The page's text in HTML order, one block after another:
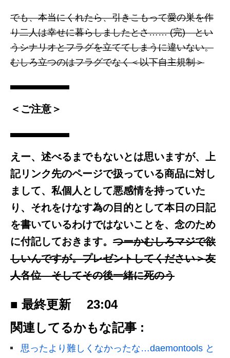
でも、本当にくれたら、引きこもって愛の巣を作
り二人は幸せに暮らしましたとさ…… (完) とい
うシナリオとフラグを立ててしまうに違いない。
むしろ立つのはフラグでなく＜以下自主規制＞
＜ご注意＞
えー、述べるまでもないとは思いますが、上
記リンク先のページで扱っている商品に対し
まして、私個人として悪感情を持っていた
り、それをけなす為の目的として本日の日記
を書いているわけではないことを、念のため
に付記しておきます。 つーかむしろマジで欲
しいんですが。プレゼントしてください＞友
人各位 そしてその後一緒に死のう
■ 最終更新 23:04
関連してるかもな記事 :
思ったより難しくなかったな…daemontools と